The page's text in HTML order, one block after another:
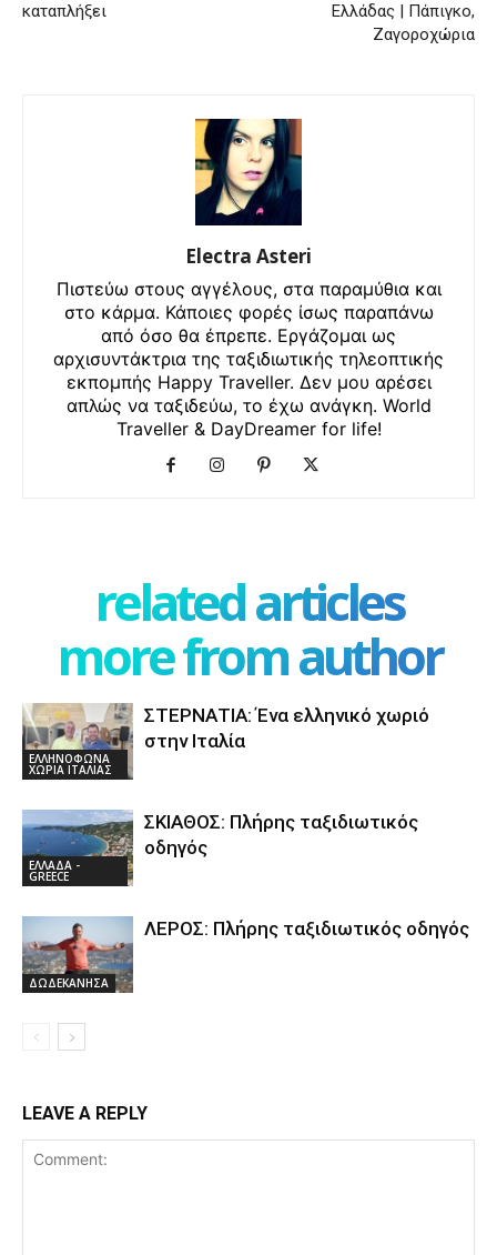
καταπλήξει
Ελλάδας | Πάπιγκο,
Ζαγοροχώρια
Electra Asteri
Πιστεύω στους αγγέλους, στα παραμύθια και
στο κάρμα. Κάποιες φορές ίσως παραπάνω
από όσο θα έπρεπε. Εργάζομαι ως
αρχισυντάκτρια της ταξιδιωτικής τηλεοπτικής
εκπομπής Happy Traveller. Δεν μου αρέσει
απλώς να ταξιδεύω, το έχω ανάγκη. World
Traveller & DayDreamer for life!
related articles
more from author
ΕΛΛΗΝΟΦΩΝΑ
ΧΩΡΙΑ ΙΤΑΛΙΑΣ
ΣΤΕΡΝΑΤΙΑ: Ένα ελληνικό χωριό
στην Ιταλία
ΕΛΛΑΔΑ -
GREECE
ΣΚΙΑΘΟΣ: Πλήρης ταξιδιωτικός
οδηγός
ΔΩΔΕΚΑΝΗΣΑ
ΛΕΡΟΣ: Πλήρης ταξιδιωτικός οδηγός
LEAVE A REPLY